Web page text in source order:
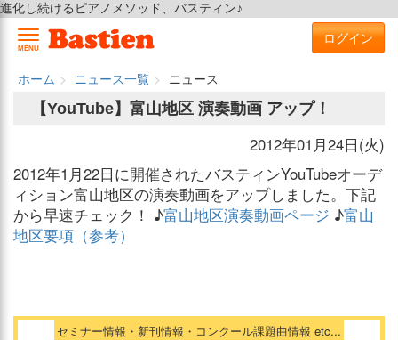
進化し続けるピアノメソッド、バスティン♪
MENU
ログイン
ホーム ニュース一覧
ニュース
【YouTube】富山地区 演奏動画 アップ！
2012年01月24日(火)
2012年1月22日に開催されたバスティンYouTubeオーデ
ィション富山地区の演奏動画をアップしました。下記
から早速チェック！ ♪富山地区演奏動画ページ ♪富山
地区要項（参考）
セミナー情報・新刊情報・コンクール課題曲情報 etc...